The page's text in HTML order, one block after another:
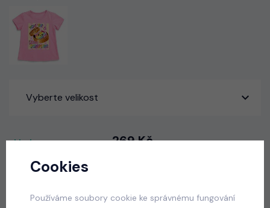
Vyberte velikost
skladem 269 Kč
Cookies
Používáme soubory cookie ke správnému fungování